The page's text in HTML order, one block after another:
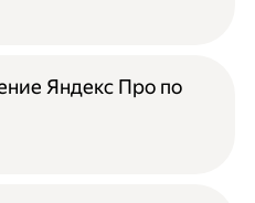
Яндекс Про по